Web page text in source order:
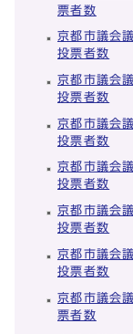
票者数
京都市議会
投票者数
京都市議会
投票者数
京都市議会
投票者数
京都市議会
投票者数
京都市議会
投票者数
京都市議会
投票者数
京都市議会
票者数